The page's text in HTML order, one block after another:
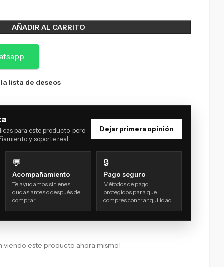
AÑADIR AL CARRITO
lista de deseos
para este producto, pero
y soporte real.
Dejar primera opinión
💬
Acompañamiento
Te ayudamos si tienes
dudas antes o después de
comprar.
🔒
Pago seguro
Métodos de pago
protegidos para que
compres con tranquilidad.
viendo este producto ahora mismo!